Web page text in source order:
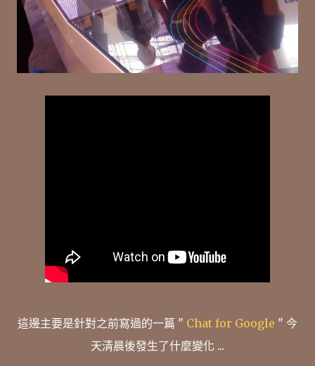
這邊主要是針對之前寫過的一篇 " Chat for Google " 今
天清晨後發生了什麼變化 ...